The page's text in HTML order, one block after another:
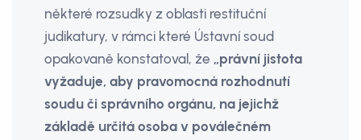
některé rozsudky z oblasti restituční
judikatury, v rámci které Ústavní soud
opakovaně konstatoval, že „právní jistota
vyžaduje, aby pravomocná rozhodnutí
soudu či správního orgánu, na jejichž
základě určitá osoba v poválečném